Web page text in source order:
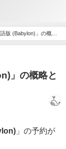
版 (Babylon)」の概略
」の概略と
」の予約が